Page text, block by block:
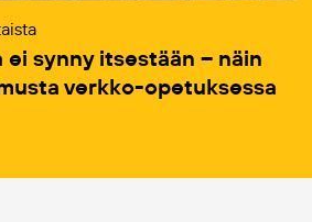
ei synny itsestään – näin
verkko-opetuksessa